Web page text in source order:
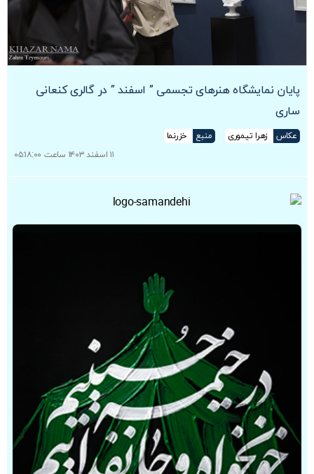
پایان نمایشگاه هنرهای تجسمی ” اسفند ” در گالری کنعانی
ساری
عکاس زهرا تیموری منبع
خزرنما
۱۱ اسفند ۱۴۰۳ ساعت ۰۵:۱۸:۰۰